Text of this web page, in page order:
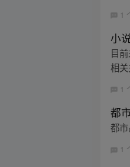
1
小
目
相关
1
都
都
1